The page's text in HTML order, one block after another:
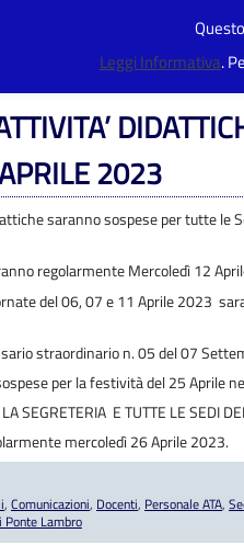
Albo pretorio>
2023
saranno sospese per tutte le
regolarmente Mercoledì 12
del 06, 07 e 11 Aprile 2023
straordinario n. 05 del 07
per la festività del 25 Aprile
SEGRETERIA E TUTTE LE SEDI
mercoledì 26 Aprile 2023.
, Comunicazioni, Docenti, Personale ATA,
Ponte Lambro
Leggi Informativa.